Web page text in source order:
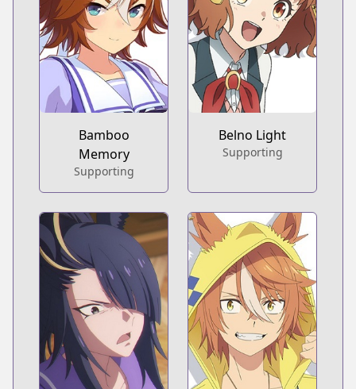
Bamboo
Memory
Supporting
Belno Light
Supporting